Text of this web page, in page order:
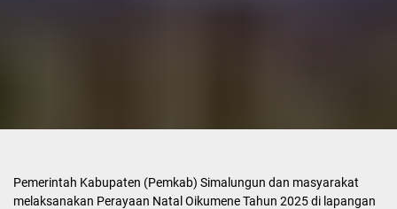
Pemerintah Kabupaten (Pemkab) Simalungun dan masyarakat
melaksanakan Perayaan Natal Oikumene Tahun 2025 di lapangan